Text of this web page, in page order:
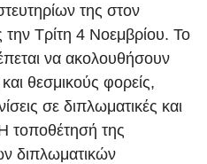
της στον
Τρίτη 4 Νοεμβρίου. Το
να ακολουθήσουν
θεσμικούς φορείς,
σε διπλωματικές και
τοποθέτησή της
διπλωματικών